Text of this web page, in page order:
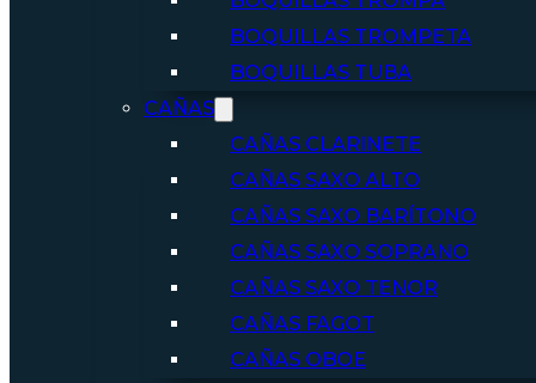
BOQUILLAS TROMPETA
BOQUILLAS TUBA
CAÑAS
CAÑAS CLARINETE
CAÑAS SAXO ALTO
CAÑAS SAXO BARÍTONO
CAÑAS SAXO SOPRANO
CAÑAS SAXO TENOR
CAÑAS FAGOT
CAÑAS OBOE